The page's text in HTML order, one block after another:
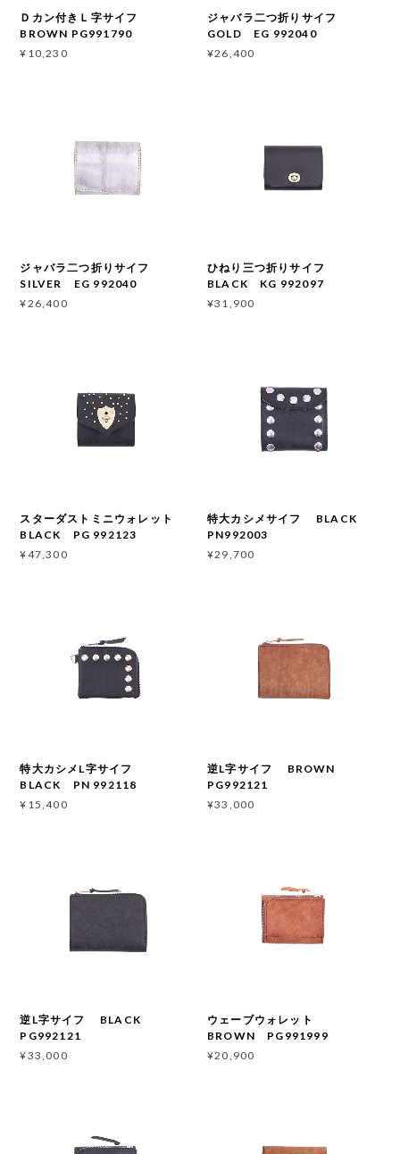
Ｄカン付きＬ字サイフ
BROWN PG991790
¥10,230
ジャバラ二つ折りサイフ
GOLD EG 992040
¥26,400
ジャバラ二つ折りサイフ
SILVER EG 992040
¥26,400
ひねり三つ折りサイフ
BLACK KG 992097
¥31,900
スターダストミニウォレット
BLACK PG 992123
¥47,300
特大カシメサイフ BLACK
PN992003
¥29,700
特大カシメL字サイフ
BLACK PN 992118
¥15,400
逆L字サイフ BROWN
PG992121
¥33,000
逆L字サイフ BLACK
PG992121
¥33,000
ウェーブウォレット
BROWN PG991999
¥20,900